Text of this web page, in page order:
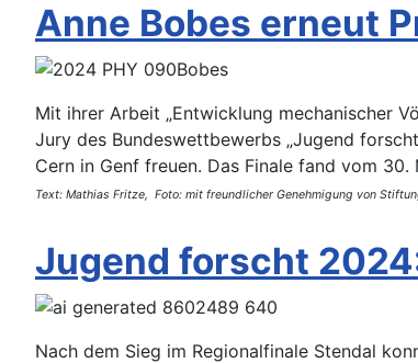
Anne Bobes erneut
Mit ihrer Arbeit „Entwicklung mechanischer
Jury des Bundeswettbewerbs „Jugend
Cern in Genf freuen. Das Finale fand vom
Text: Mathias Fritze, Foto: mit freundlicher Genehmigung von
Jugend forscht
Nach dem Sieg im Regionalfinale Stendal